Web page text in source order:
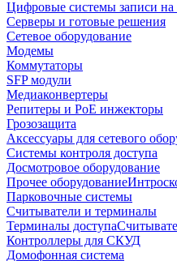
Цифровые системы записи на
Серверы и готовые решения
Сетевое оборудование
Модемы
Коммутаторы
SFP модули
Медиаконвертеры
Репитеры и PoE инжекторы
Грозозащита
Аксессуары для сетевого
Системы контроля доступа
Досмотровое оборудование
Прочее оборудование
Парковочные системы
Считыватели и терминалы
Терминалы доступа
Контроллеры для СКУД
Домофонная система